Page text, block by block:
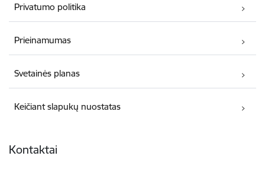
Privatumo politika
Prieinamumas
Svetainės planas
Keičiant slapukų nuostatas
Kontaktai